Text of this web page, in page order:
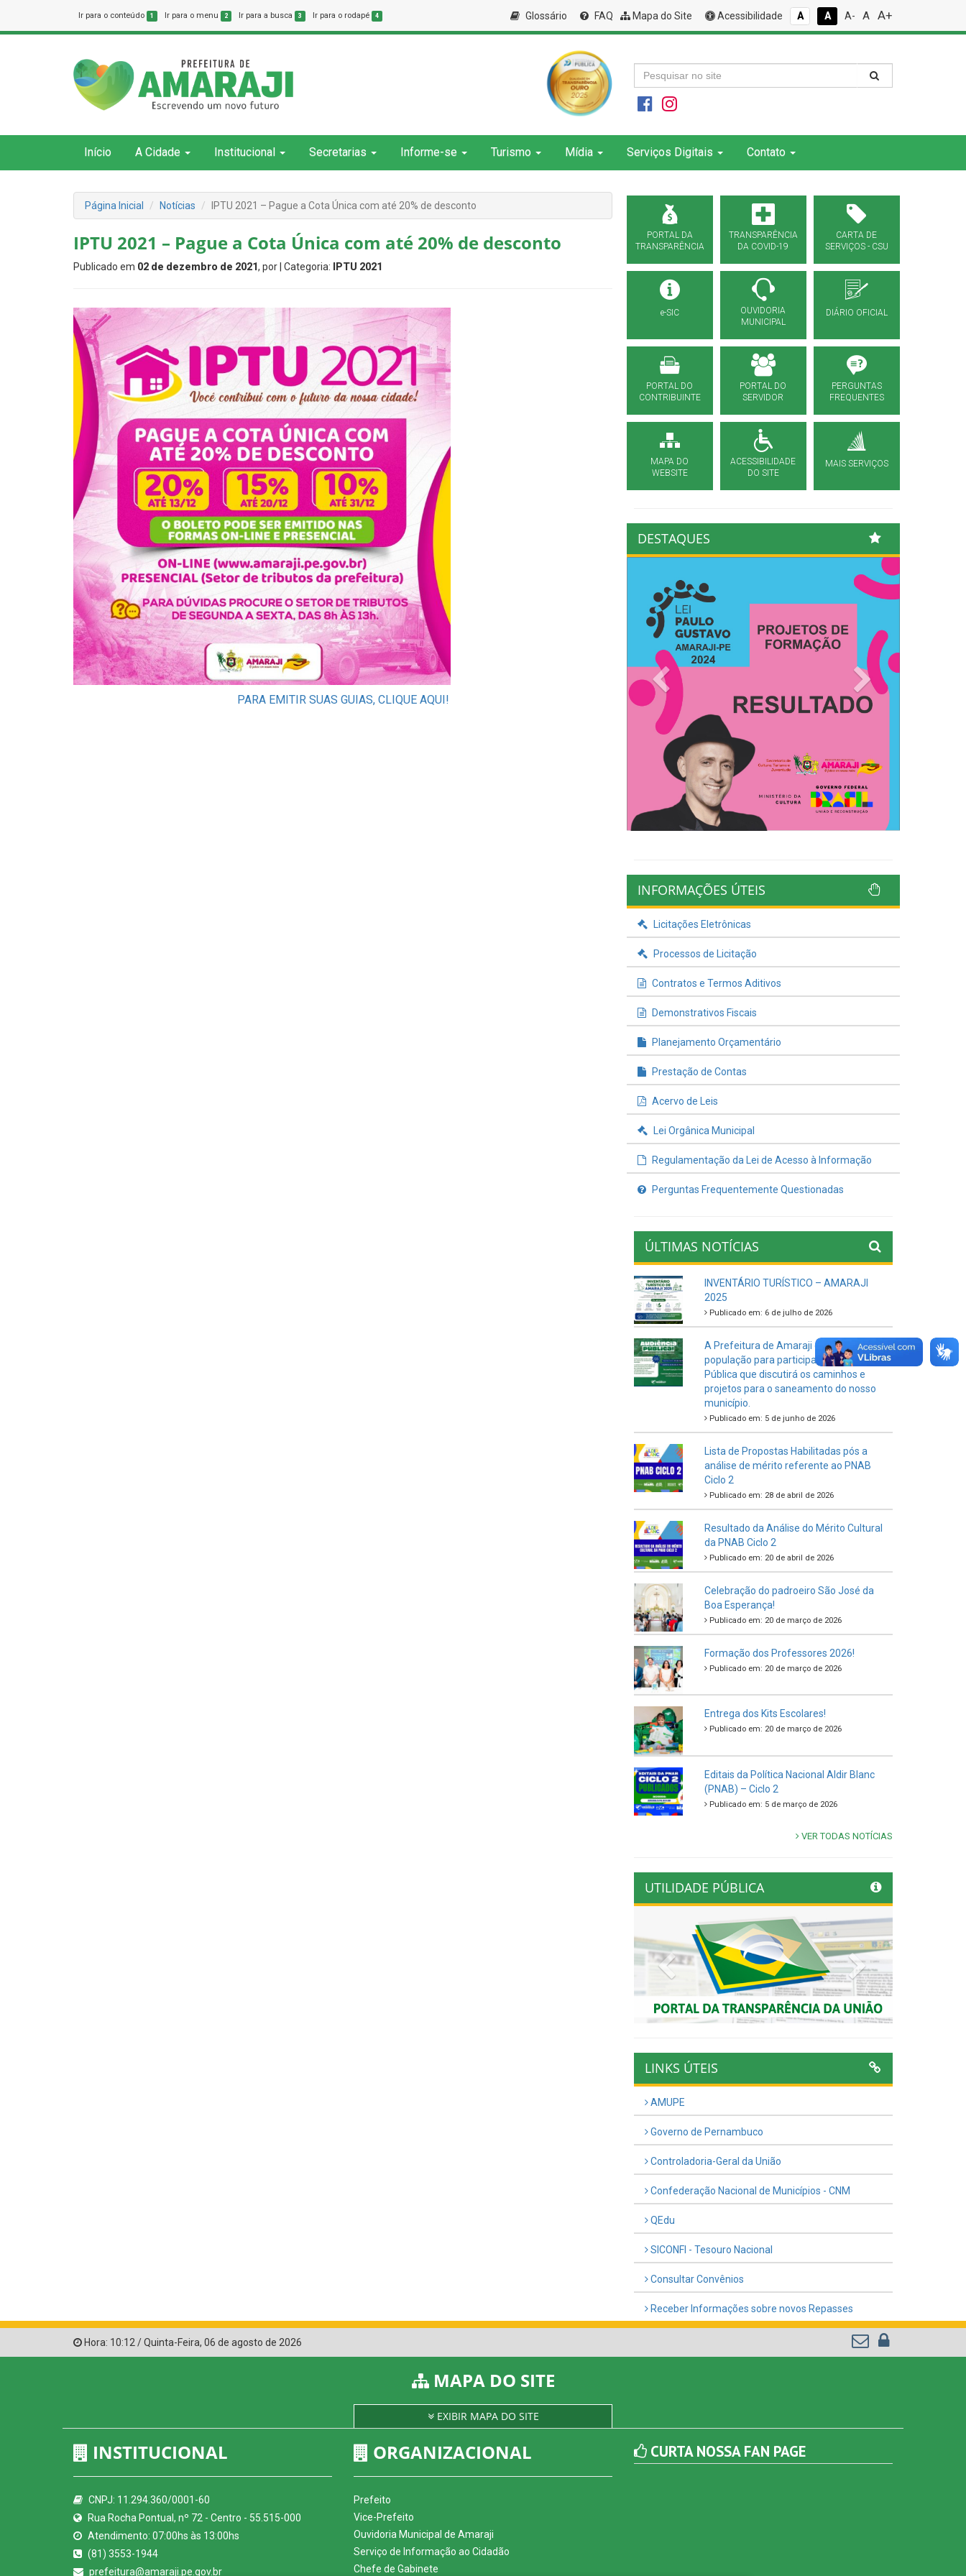
Ir para o conteúdo 1 Ir para o menu 2 Ir para a busca 3 Ir para o rodapé 4 Glossário FAQ Mapa do Site Acessibilidade A A A- A A+
Início A Cidade Institucional Secretarias Informe-se Turismo Mídia Serviços Digitais Contato
Página Inicial Notícias IPTU 2021 – Pague a Cota Única com até 20% de desconto
IPTU 2021 – Pague a Cota Única com até 20% de desconto
Publicado em 02 de dezembro de 2021, por | Categoria: IPTU 2021
PARA EMITIR SUAS GUIAS, CLIQUE AQUI!
PORTAL DA
TRANSPARÊNCIA
TRANSPARÊNCIA
DA COVID-19
CARTA DE
SERVIÇOS - CSU
e-SIC
OUVIDORIA
MUNICIPAL
DIÁRIO OFICIAL
PORTAL DO
CONTRIBUINTE
PORTAL DO
SERVIDOR
PERGUNTAS
FREQUENTES
MAPA DO
WEBSITE
ACESSIBILIDADE
DO SITE
MAIS SERVIÇOS
DESTAQUES
Previous Next
INFORMAÇÕES ÚTEIS
Licitações Eletrônicas
Processos de Licitação
Contratos e Termos Aditivos
Demonstrativos Fiscais
Planejamento Orçamentário
Prestação de Contas
Acervo de Leis
Lei Orgânica Municipal
Regulamentação da Lei de Acesso à Informação
Perguntas Frequentemente Questionadas
ÚLTIMAS NOTÍCIAS
INVENTÁRIO TURÍSTICO – AMARAJI
2025
Publicado em: 6 de julho de 2026
A Prefeitura de Amaraji convida toda a
população para participar da Audiência
Pública que discutirá os caminhos e
projetos para o saneamento do nosso
município.
Publicado em: 5 de junho de 2026
Lista de Propostas Habilitadas pós a
análise de mérito referente ao PNAB
Ciclo 2
Publicado em: 28 de abril de 2026
Resultado da Análise do Mérito Cultural
da PNAB Ciclo 2
Publicado em: 20 de abril de 2026
Celebração do padroeiro São José da
Boa Esperança!
Publicado em: 20 de março de 2026
Formação dos Professores 2026!
Publicado em: 20 de março de 2026
Entrega dos Kits Escolares!
Publicado em: 20 de março de 2026
Editais da Política Nacional Aldir Blanc
(PNAB) – Ciclo 2
Publicado em: 5 de março de 2026
VER TODAS NOTÍCIAS
UTILIDADE PÚBLICA
Previous Next
LINKS ÚTEIS
AMUPE
Governo de Pernambuco
Controladoria-Geral da União
Confederação Nacional de Municípios - CNM
QEdu
SICONFI - Tesouro Nacional
Consultar Convênios
Receber Informações sobre novos Repasses
Hora: 10:12 /Quinta-Feira, 06 de agosto de 2026
MAPA DO SITE
EXIBIR MAPA DO SITE
INSTITUCIONAL
CNPJ: 11.294.360/0001-60
Rua Rocha Pontual, nº 72 - Centro - 55.515-000
Atendimento: 07:00hs às 13:00hs
(81) 3553-1944
prefeitura@amaraji.pe.gov.br
ORGANIZACIONAL
Prefeito
Vice-Prefeito
Ouvidoria Municipal de Amaraji
Serviço de Informação ao Cidadão
Chefe de Gabinete
CURTA NOSSA FAN PAGE